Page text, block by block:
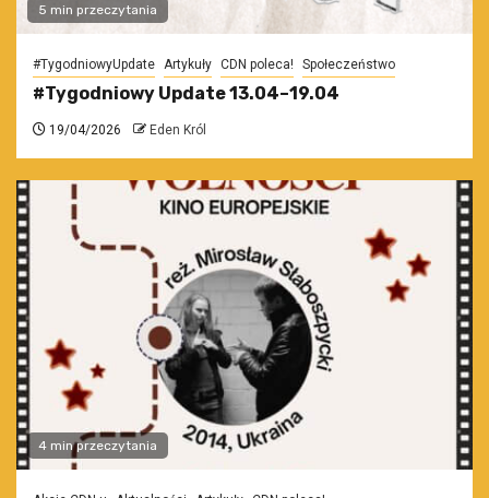
5 min przeczytania
#TygodniowyUpdate Artykuły CDN poleca! Społeczeństwo
#Tygodniowy Update 13.04–19.04
19/04/2026 Eden Król
4 min przeczytania